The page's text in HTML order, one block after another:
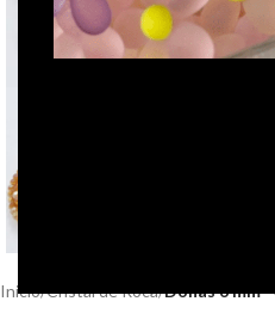
Click to enlarge
Inicio Cristal de Roca Donas 6 mm